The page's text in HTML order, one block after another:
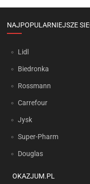
NAJPOPULARNIEJSZE
Lidl
Biedronka
Rossmann
Carrefour
Jysk
Super-Pharm
Douglas
OKAZJUM.PL